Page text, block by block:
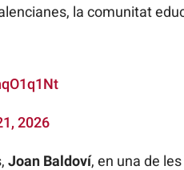
la comunitat
2026
Joan Baldoví, en una de